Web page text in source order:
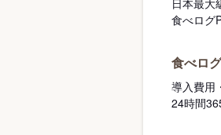
食べログ
食べロ
導入費用
24時間